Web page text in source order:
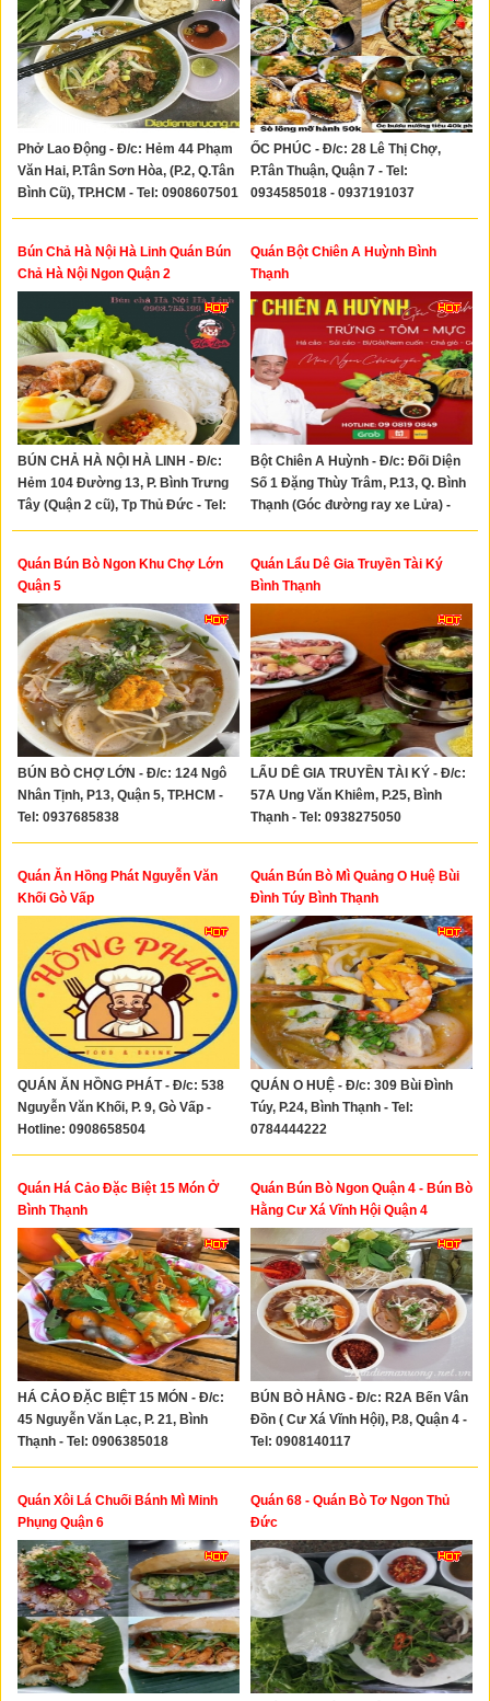
Phở Lao Động - Đ/c: Hẻm 44 Phạm
Văn Hai, P.Tân Sơn Hòa, (P.2, Q.Tân
Bình Cũ), TP.HCM - Tel: 0908607501
ỐC PHÚC - Đ/c: 28 Lê Thị Chợ,
P.Tân Thuận, Quận 7 - Tel:
0934585018 - 0937191037
Bún Chả Hà Nội Hà Linh Quán Bún
Chả Hà Nội Ngon Quận 2
BÚN CHẢ HÀ NỘI HÀ LINH - Đ/c:
Hẻm 104 Đường 13, P. Bình Trưng
Tây (Quận 2 cũ), Tp Thủ Đức - Tel:
0903755199 - 0942919933
Quán Bột Chiên A Huỳnh Bình
Thạnh
Bột Chiên A Huỳnh - Đ/c: Đối Diện
Số 1 Đặng Thùy Trâm, P.13, Q. Bình
Thạnh (Góc đường ray xe Lửa) -
Tel: 0903050713 - 0908190849
Quán Bún Bò Ngon Khu Chợ Lớn
Quận 5
BÚN BÒ CHỢ LỚN - Đ/c: 124 Ngô
Nhân Tịnh, P13, Quận 5, TP.HCM -
Tel: 0937685838
Quán Lẩu Dê Gia Truyền Tài Ký
Bình Thạnh
LẨU DÊ GIA TRUYỀN TÀI KÝ - Đ/c:
57A Ung Văn Khiêm, P.25, Bình
Thạnh - Tel: 0938275050
Quán Ăn Hồng Phát Nguyễn Văn
Khối Gò Vấp
QUÁN ĂN HỒNG PHÁT - Đ/c: 538
Nguyễn Văn Khối, P. 9, Gò Vấp -
Hotline: 0908658504
Quán Bún Bò Mì Quảng O Huệ Bùi
Đình Túy Bình Thạnh
QUÁN O HUỆ - Đ/c: 309 Bùi Đình
Túy, P.24, Bình Thạnh - Tel:
0784444222
Quán Há Cảo Đặc Biệt 15 Món Ở
Bình Thạnh
HÁ CẢO ĐẶC BIỆT 15 MÓN - Đ/c:
45 Nguyễn Văn Lạc, P. 21, Bình
Thạnh - Tel: 0906385018
Quán Bún Bò Ngon Quận 4 - Bún Bò
Hằng Cư Xá Vĩnh Hội Quận 4
BÚN BÒ HẰNG - Đ/c: R2A Bến Vân
Đồn ( Cư Xá Vĩnh Hội), P.8, Quận 4 -
Tel: 0908140117
Quán Xôi Lá Chuối Bánh Mì Minh
Phụng Quận 6
Quán 68 - Quán Bò Tơ Ngon Thủ
Đức